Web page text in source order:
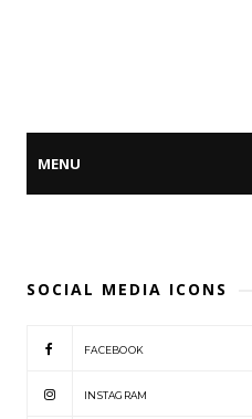
SOCIAL MEDIA ICONS
FACEBOOK
INSTAGRAM